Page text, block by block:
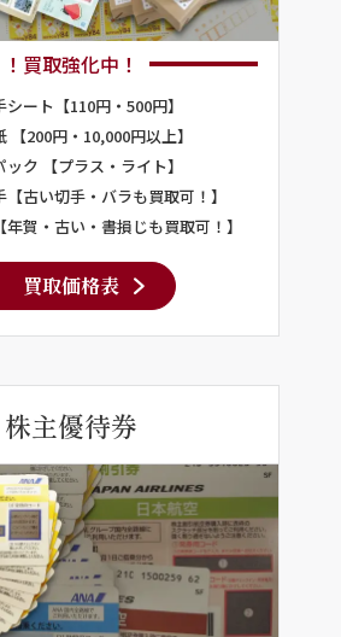
！買取強化中！
ート【110円・500円】
【200円・10,000円以上】
ック 【プラス・ライト】
【古い切手・バラも買取可！】
年賀・古い・書損じも買取可！】
買取価格表
株主優待券